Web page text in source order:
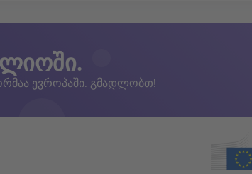
ევროპაში. გმადლობთ!